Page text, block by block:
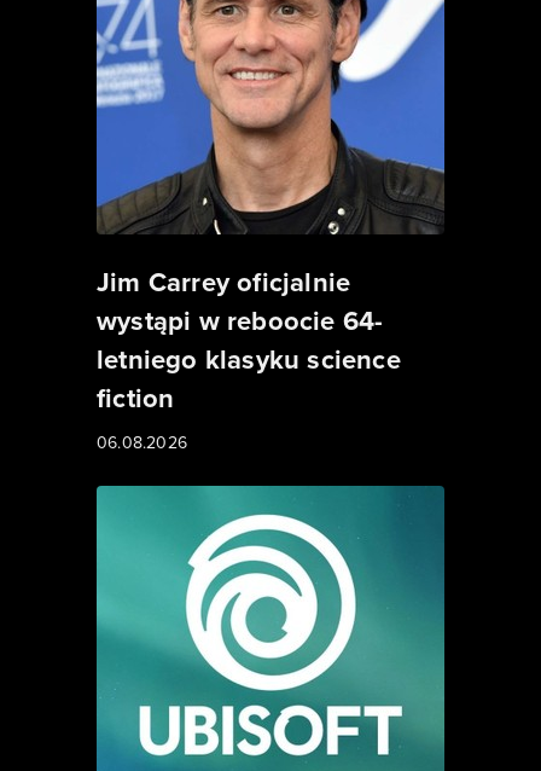
Jim Carrey oficjalnie
wystąpi w reboocie 64-
letniego klasyku science
fiction
06.08.2026